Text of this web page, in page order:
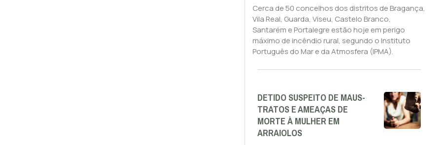
Cerca de 50 concelhos dos distritos de Bragança,
Vila Real, Guarda, Viseu, Castelo Branco,
Santarém e Portalegre estão hoje em perigo
máximo de incêndio rural, segundo o Instituto
Português do Mar e da Atmosfera (IPMA).
DETIDO SUSPEITO DE MAUS-
TRATOS E AMEAÇAS DE
MORTE À MULHER EM
ARRAIOLOS